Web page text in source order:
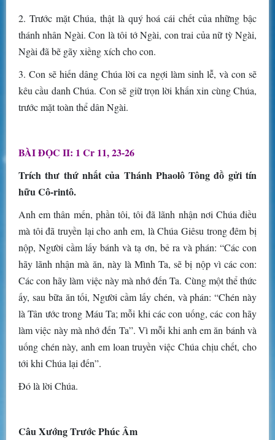
2. Trước mặt Chúa, thật là quý hoá cái chết của những bậc
thánh nhân Ngài. Con là tôi tớ Ngài, con trai của nữ tỳ Ngài,
Ngài đã bẽ gãy xiềng xích cho con.
3. Con sẽ hiến dâng Chúa lời ca ngợi làm sinh lễ, và con sẽ
kêu cầu danh Chúa. Con sẽ giữ trọn lời khấn xin cùng Chúa,
trước mặt toàn thể dân Ngài.
BÀI ĐỌC II: 1 Cr 11, 23-26
Trích thư thứ nhất của Thánh Phaolô Tông đồ gửi tín
hữu Cô-rintô.
Anh em thân mến, phần tôi, tôi đã lãnh nhận nơi Chúa điều
mà tôi đã truyền lại cho anh em, là Chúa Giêsu trong đêm bị
nộp, Người cầm lấy bánh và tạ ơn, bẻ ra và phán: “Các con
hãy lãnh nhận mà ăn, này là Mình Ta, sẽ bị nộp vì các con:
Các con hãy làm việc này mà nhớ đến Ta. Cùng một thể thức
ấy, sau bữa ăn tối, Người cầm lấy chén, và phán: “Chén này
là Tân ước trong Máu Ta; mỗi khi các con uống, các con hãy
làm việc này mà nhớ đến Ta”. Vì mỗi khi anh em ăn bánh và
uống chén này, anh em loan truyền việc Chúa chịu chết, cho
tới khi Chúa lại đến”.
Ðó là lời Chúa.
Câu Xướng Trước Phúc Âm